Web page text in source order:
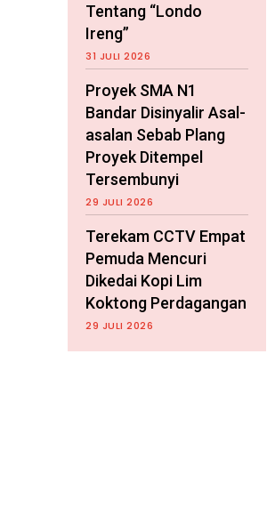
Tentang “Londo
Ireng”
31 JULI 2026
Proyek SMA N1
Bandar Disinyalir Asal-
asalan Sebab Plang
Proyek Ditempel
Tersembunyi
29 JULI 2026
Terekam CCTV Empat
Pemuda Mencuri
Dikedai Kopi Lim
Koktong Perdagangan
29 JULI 2026